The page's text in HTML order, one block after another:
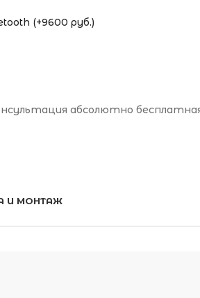
(+9600 руб.)
абсолютно
И МОНТАЖ